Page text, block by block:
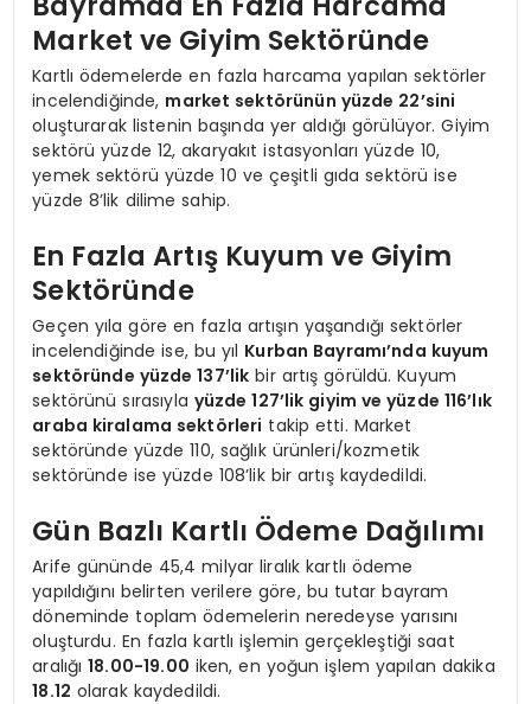
Market ve Giyim Sektöründe
Kartlı ödemelerde en fazla harcama yapılan sektörler
incelendiğinde, market sektörünün yüzde 22’sini
oluşturarak listenin başında yer aldığı görülüyor. Giyim
sektörü yüzde 12, akaryakıt istasyonları yüzde 10,
yemek sektörü yüzde 10 ve çeşitli gıda sektörü ise
yüzde 8’lik dilime sahip.
En Fazla Artış Kuyum ve Giyim
Sektöründe
Geçen yıla göre en fazla artışın yaşandığı sektörler
incelendiğinde ise, bu yıl Kurban Bayramı’nda kuyum
sektöründe yüzde 137’lik bir artış görüldü. Kuyum
sektörünü sırasıyla yüzde 127’lik giyim ve yüzde 116’lık
araba kiralama sektörleri takip etti. Market
sektöründe yüzde 110, sağlık ürünleri/kozmetik
sektöründe ise yüzde 108’lik bir artış kaydedildi.
Gün Bazlı Kartlı Ödeme Dağılımı
Arife gününde 45,4 milyar liralık kartlı ödeme
yapıldığını belirten verilere göre, bu tutar bayram
döneminde toplam ödemelerin neredeyse yarısını
oluşturdu. En fazla kartlı işlemin gerçekleştiği saat
aralığı18.00-19.00 iken, en yoğun işlem yapılan dakika
18.12 olarak kaydedildi.